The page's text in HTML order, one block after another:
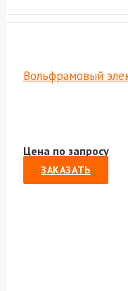
Вольфрамовый
Цена по запросу
ЗАКАЗАТЬ